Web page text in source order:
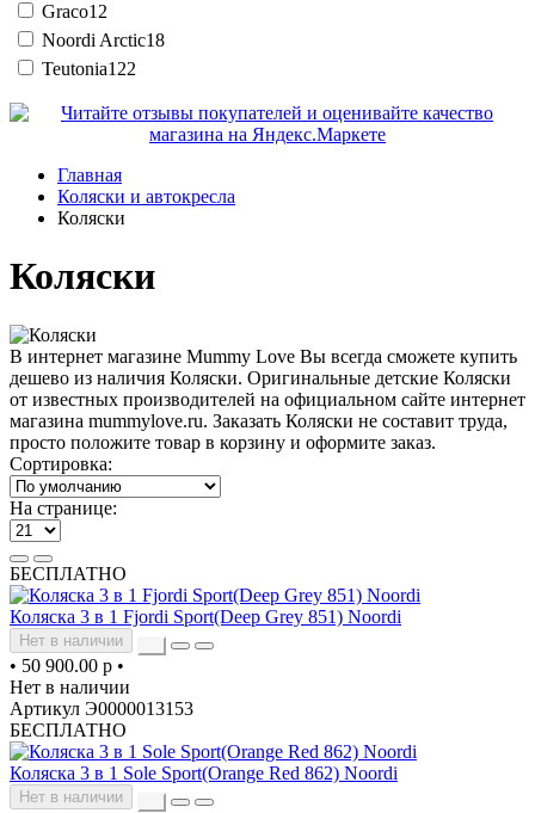
Graco12
Noordi Arctic18
Teutonia122
Главная
Коляски и автокресла
Коляски
Коляски
В интернет магазине Mummy Love Вы всегда сможете купить
дешево из наличия Коляски. Оригинальные детские Коляски
от известных производителей на официальном сайте интернет
магазина mummylove.ru. Заказать Коляски не составит труда,
просто положите товар в корзину и оформите заказ.
Сортировка:
На странице:
БЕСПЛАТНО
Коляска 3 в 1 Fjordi Sport(Deep Grey 851) Noordi
Нет в наличии
• 50 900.00 р •
Нет в наличии
Артикул Э0000013153
БЕСПЛАТНО
Коляска 3 в 1 Sole Sport(Orange Red 862) Noordi
Нет в наличии